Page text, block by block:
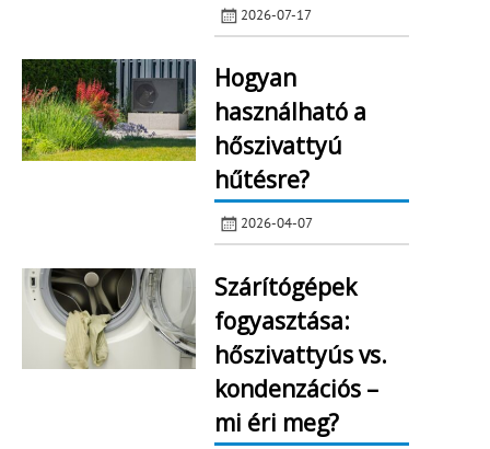
2026-07-17
Hogyan
használható a
hőszivattyú
hűtésre?
2026-04-07
Szárítógépek
fogyasztása:
hőszivattyús vs.
kondenzációs –
mi éri meg?